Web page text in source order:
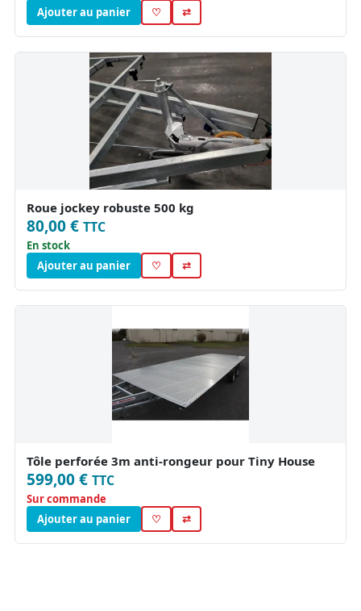
Ajouter au panier
♡ ⇄
Roue jockey robuste 500 kg
80,00 € TTC
En stock
Ajouter au panier
♡ ⇄
Tôle perforée 3m anti-rongeur pour Tiny House
599,00 € TTC
Sur commande
Ajouter au panier
♡ ⇄